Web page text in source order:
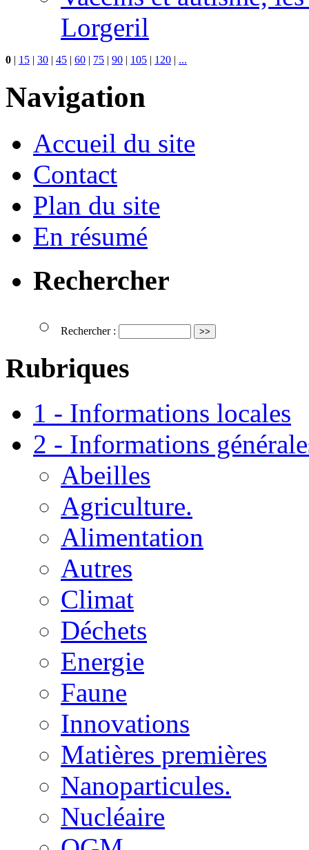
Lorgeril
0 | 15 | 30 | 45 | 60 | 75 | 90 | 105 | 120 | ...
Navigation
Accueil du site
Contact
Plan du site
En résumé
Rechercher
Rechercher :
Rubriques
1 - Informations locales
2 - Informations
Abeilles
Agriculture.
Alimentation
Autres
Climat
Déchets
Energie
Faune
Innovations
Matières premières
Nanoparticules.
Nucléaire